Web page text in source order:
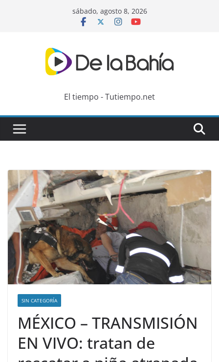
sábado, agosto 8, 2026
El tiempo - Tutiempo.net
SIN CATEGORÍA
MÉXICO – TRANSMISIÓN
EN VIVO: tratan de